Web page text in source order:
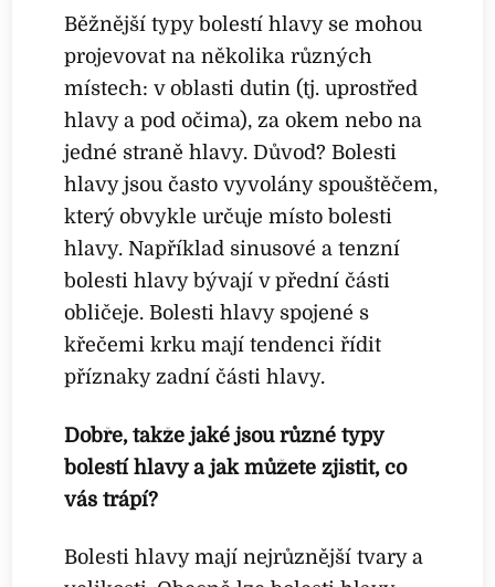
Běžnější typy bolestí hlavy se mohou
projevovat na několika různých
místech: v oblasti dutin (tj. uprostřed
hlavy a pod očima), za okem nebo na
jedné straně hlavy. Důvod? Bolesti
hlavy jsou často vyvolány spouštěčem,
který obvykle určuje místo bolesti
hlavy. Například sinusové a tenzní
bolesti hlavy bývají v přední části
obličeje. Bolesti hlavy spojené s
křečemi krku mají tendenci řídit
příznaky zadní části hlavy.
Dobře, takže jaké jsou různé typy
bolestí hlavy a jak můžete zjistit, co
vás trápí?
Bolesti hlavy mají nejrůznější tvary a